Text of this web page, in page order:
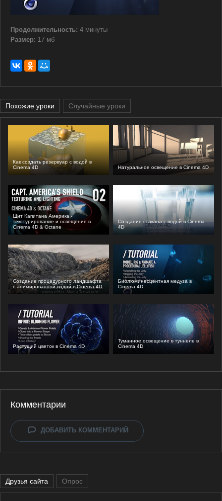
Продолжительность: 4 минуты
Размер: 17 мб
Похожие уроки Случайные уроки
Как создать резервуар с водой в
Cinema 4D
Натуральное освещение в Cinema 4D
Щит Капитана Америка -
текстурирование и освещение в
Cinema 4D & Octane
Создание стакана с водой в Cinema
4D
Создание процедурного ландшафта
с анимированной водой в Cinema 4D
Биолюминесцентная медуза в
Cinema 4D
Растущий цветок в Cinema 4D
Туманное освещение в туннеле в
Cinema 4D
Комментарии
ДОБАВИТЬ КОММЕНТАРИЙ
Друзья сайта Опрос